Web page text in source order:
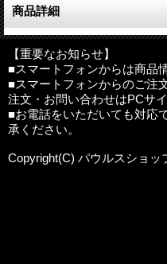
商品詳細
いくつもの出逢いから生まれ
さざなみのように心に流れ満
その想いがこだまするように
はざた雅子による「カンテレ
素朴で神秘的な音色にいざな
●曲目
プレリュード Prelude
【重要なお知らせ】
■スマートフォンからは商品
■スマートフォンからのご注
注文・お問い合わせはPCサ
■お電話をいただいても対応
承ください。
Copyright(C) パウルスショッ